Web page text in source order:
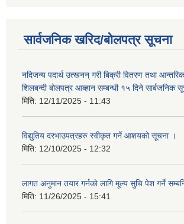
सार्वजनिक खरिद/बोलपत्र सूचना
नदिजन्य पदार्थ उत्खनन् गरी बिक्री वितरण तथा आन्तरिक
शिलबन्दी बोलपत्र आब्हान सम्बन्धी १५ दिने सार्बजनिक
मिति: 12/11/2025 - 11:43
विद्युतिय दरभाउपत्रहरु स्वीकृत गर्ने आशयको सूचना ।
मिति: 12/10/2025 - 12:32
लागत अनुमान तयार गर्नकाे लागि मूल्य सुचि पेश गर्ने
मिति: 11/26/2025 - 15:41